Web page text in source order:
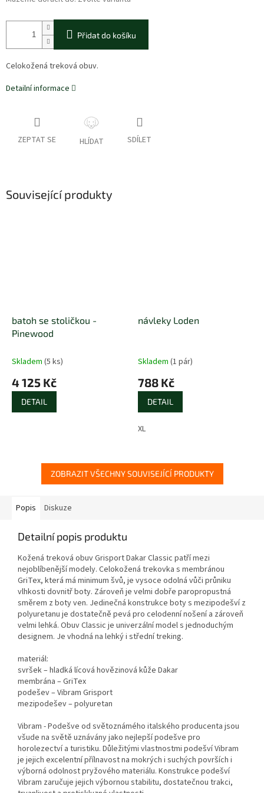
Přidat do košíku
Celokožená treková obuv.
Detailní informace
ZEPTAT SE HLÍDAT SDÍLET
Související produkty
batoh se stoličkou -
Pinewood
Skladem (5 ks)
4 125 Kč
DETAIL
návleky Loden
Skladem (1 pár)
788 Kč
DETAIL
XL
ZOBRAZIT VŠECHNY SOUVISEJÍCÍ PRODUKTY
Popis Diskuze
Detailní popis produktu
Kožená treková obuv Grisport Dakar Classic patří mezi
nejoblíbenější modely. Celokožená trekovka s membránou
GriTex, která má minimum švů, je vysoce odolná vůči průniku
vlhkosti dovnitř boty. Zároveň je velmi dobře paropropustná
směrem z boty ven. Jedinečná konstrukce boty s mezipodešví z
polyuretanu je dostatečně pevá pro celodenní nošení a zároveň
velmi lehká. Obuv Classic je univerzální model s jednoduchým
designem. Je vhodná na lehký i střední treking.
materiál:
svršek – hladká lícová hovězinová kůže Dakar
membrána – GriTex
podešev – Vibram Grisport
mezipodešev – polyuretan
Vibram - Podešve od světoznámého italského producenta jsou
všude na světě uznávány jako nejlepší podešve pro
horolezectví a turistiku. Důležitými vlastnostmi podešví Vibram
je jejich excelentní přílnavost na mokrých i suchých površích i
výborná odolnost pryžového materiálu. Konstrukce podešví
Vibram zaručuje jejich výbornou stabilitu, dostatečnou trakci,